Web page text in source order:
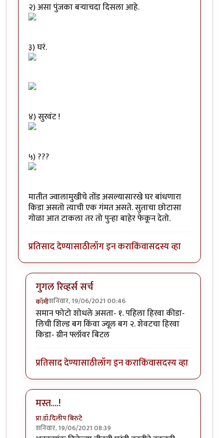
२) असा पुंजका बऱ्याचदा दिसला आहे.
३) घरं.
४) सुरवंट !
५) ???
मातीत ज्वालामुखीचे तोंड असल्यासारखे घर बांधणारा
किडा असतो त्याची एक गंमत असते. सुताचा छोटासा
गोळा आत टाकला तर तो पुन्हा बाहेर फेकून देतो.
प्रतिसाद देण्यासाठीलॉग इन कराकिंवासदस्य व्हा
गुगल रिव्हर्स सर्च
कॉमीशनिवार, 19/06/2021 00:46
In reply toमाझ्या कॅमेऱ्यातले काही किडे.byकॉमी
समान फोटो शोधले असता- १. पहिला हिरवा कीडा-
लिची शिल्ड बग किंवा ज्यूल बग २. शेवटचा हिरवा
किडा- ग्रीन फ्लॉवर बिटल
प्रतिसाद देण्यासाठीलॉग इन कराकिंवासदस्य व्हा
मस्त....!
प्रा.डॉ.दिलीप बिरुटे
शनिवार, 19/06/2021 08:39